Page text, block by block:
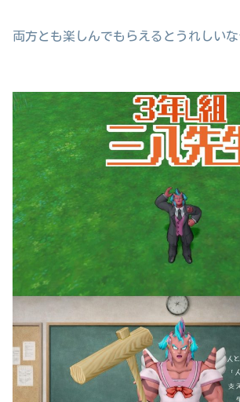
両方とも楽しんでもらえるとうれしい